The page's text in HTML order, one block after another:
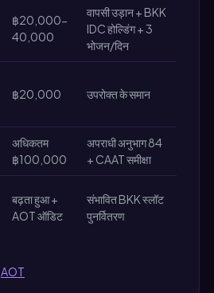
฿20,000-
40,000
वापसी उड़ान + BKK
IDC होल्डिंग + 3
भोजन/दिन
฿20,000 उपरोक्त के समान
अधिकतम
฿100,000
अपराधी अनुभाग 84
+ CAAT समीक्षा
बढ़ता हुआ +
AOT ऑडिट
संभावित BKK स्लॉट
पुनर्वितरण
AOT